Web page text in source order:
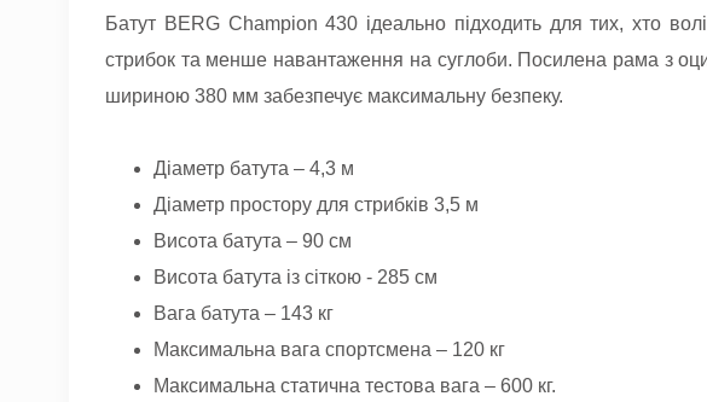
Батут BERG Champion 430 ідеально підходить для тих, хто
стрибок та менше навантаження на суглоби. Посилена рама з
шириною 380 мм забезпечує максимальну безпеку.
Діаметр батута – 4,3 м
Діаметр простору для стрибків 3,5 м
Висота батута – 90 см
Висота батута із сіткою - 285 см
Вага батута – 143 кг
Максимальна вага спортсмена – 120 кг
Максимальна статична тестова вага – 600 кг.